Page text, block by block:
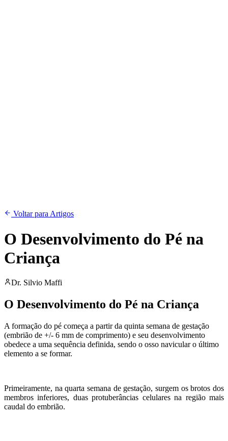
Voltar para Artigos
O Desenvolvimento do Pé na
Criança
Dr. Silvio Maffi
O Desenvolvimento do Pé na Criança
A formação do pé começa a partir da quinta semana de gestação
(embrião de +/- 6 mm de comprimento) e seu desenvolvimento
obedece a uma sequência definida, sendo o osso navicular o último
elemento a se formar.
Primeiramente, na quarta semana de gestação, surgem os brotos dos
membros inferiores, duas protuberâncias celulares na região mais
caudal do embrião.